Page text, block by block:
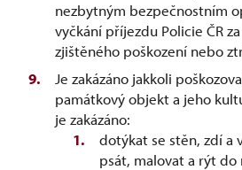
nezbytným bezpečnostním
vyčkání příjezdu Policie ČR
zjištěného poškození nebo
Je zakázáno jakkoli
památkový objekt a jeho
je zakázáno:
dotýkat se stěn, zdí a
psát, malovat a rýt